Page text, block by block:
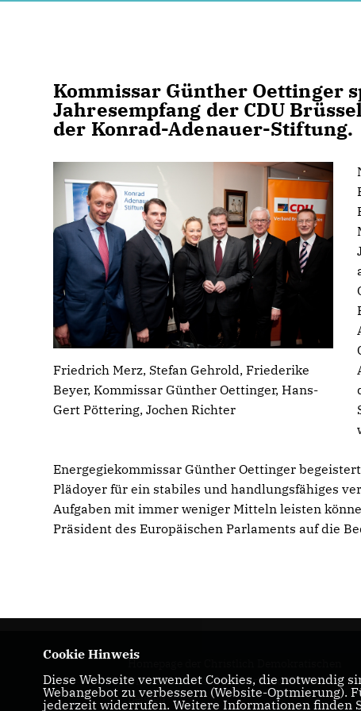
Kommissar Günther Oettinger
Jahresempfang der CDU
der Konrad-Adenauer-Stiftung.
Friedrich Merz, Stefan Gehrold, Friederike
Beyer, Kommissar Günther Oettinger, Hans-
Gert Pöttering, Jochen Richter
Energegiekommissar Günther Oettinger
Plädoyer für ein stabiles und handlungsfähiges
Aufgaben mit immer weniger Mitteln leisten
Präsident des Europäischen Parlaments auf die
Homepage der Christlich Demokratischen
Union Deutschlands - Verband Brüssel-
Belgien
Cookie Hinweis
Diese Webseite verwendet Cookies, die notwendig
Webangebot zu verbessern (Website-
jederzeit widerrufen. Weitere Informationen finden